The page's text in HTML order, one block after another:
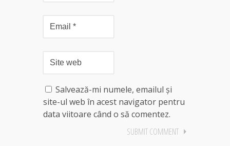
Salvează-mi numele, emailul și
site-ul web în acest navigator pentru
data viitoare când o să comentez.